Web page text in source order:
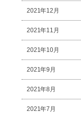
2021年12月
2021年11月
2021年10月
2021年9月
2021年8月
2021年7月